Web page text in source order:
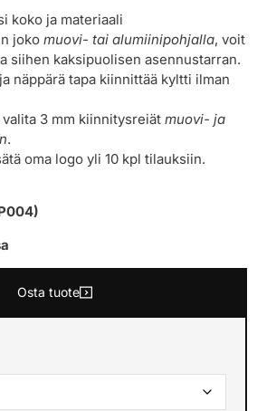
koko ja materiaali
jokomuovi- tai alumiinipohjalla, voit
siihen kaksipuolisen asennustarran.
näppärä tapa kiinnittää kyltti ilman
valita 3 mm kiinnitysreiätmuovi- ja
.
oma logo yli 10 kpl tilauksiin.
Osta tuote